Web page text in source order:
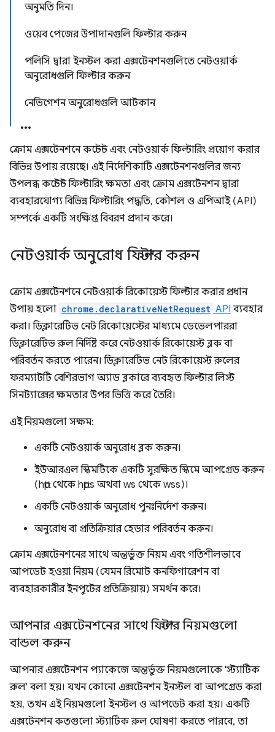
অনুমতি দিন।
ওয়েব পেজের উপাদানগুলি ফিল্টার করুন
পলিসি দ্বারা ইনস্টল করা এক্সটেনশনগুলিতে নেটওয়ার্ক
অনুরোধগুলি ফিল্টার করুন
নেভিগেশন অনুরোধগুলি আটকান
ক্রোম এক্সটেনশনে কন্টেন্ট এবং নেটওয়ার্ক ফিল্টারিং প্রয়োগ করার
বিভিন্ন উপায় রয়েছে। এই নির্দেশিকাটি এক্সটেনশনগুলির জন্য
উপলব্ধ কন্টেন্ট ফিল্টারিং ক্ষমতা এবং ক্রোম এক্সটেনশন দ্বারা
ব্যবহারযোগ্য বিভিন্ন ফিল্টারিং পদ্ধতি, কৌশল ও এপিআই (API)
সম্পর্কে একটি সংক্ষিপ্ত বিবরণ প্রদান করে।
নেটওয়ার্ক অনুরোধ ফিল্টার করুন
ক্রোম এক্সটেনশনে নেটওয়ার্ক রিকোয়েস্ট ফিল্টার করার প্রধান
উপায় হলো chrome.declarativeNetRequest API ব্যবহার
করা। ডিক্লারেটিভ নেট রিকোয়েস্টের মাধ্যমে ডেভেলপাররা
ডিক্লারেটিভ রুল নির্দিষ্ট করে নেটওয়ার্ক রিকোয়েস্ট ব্লক বা
পরিবর্তন করতে পারেন। ডিক্লারেটিভ নেট রিকোয়েস্ট রুলের
ফরম্যাটটি বেশিরভাগ অ্যাড ব্লকারে ব্যবহৃত ফিল্টার লিস্ট
সিনট্যাক্সের ক্ষমতার উপর ভিত্তি করে তৈরি।
এই নিয়মগুলো সক্ষম:
একটি নেটওয়ার্ক অনুরোধ ব্লক করুন।
ইউআরএল স্কিমটিকে একটি সুরক্ষিত স্কিমে আপগ্রেড করুন
(http থেকে https অথবা ws থেকে wss)।
একটি নেটওয়ার্ক অনুরোধ পুনঃনির্দেশ করুন।
অনুরোধ বা প্রতিক্রিয়ার হেডার পরিবর্তন করুন।
ক্রোম এক্সটেনশনের সাথে অন্তর্ভুক্ত নিয়ম এবং গতিশীলভাবে
আপডেট হওয়া নিয়ম (যেমন রিমোট কনফিগারেশন বা
ব্যবহারকারীর ইনপুটের প্রতিক্রিয়ায়) সমর্থন করে।
আপনার এক্সটেনশনের সাথে ফিল্টার নিয়মগুলো
বান্ডল করুন
আপনার এক্সটেনশন প্যাকেজে অন্তর্ভুক্ত নিয়মগুলোকে 'স্ট্যাটিক
রুল' বলা হয়। যখন কোনো এক্সটেনশন ইনস্টল বা আপগ্রেড করা
হয়, তখন এই নিয়মগুলো ইনস্টল ও আপডেট করা হয়। একটি
এক্সটেনশন কতগুলো স্ট্যাটিক রুল ঘোষণা করতে পারবে, তা